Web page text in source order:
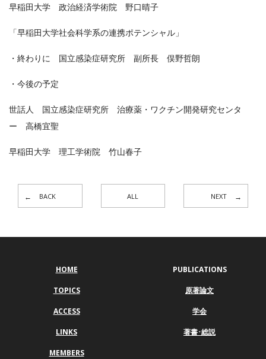
早稲田大学 政治経済学術院 野口晴子
「早稲田大学社会科学系の連携ポテンシャル」
・終わりに 国立感染症研究所 副所長 俣野哲朗
・今後の予定
世話人 国立感染症研究所 治療薬・ワクチン開発研究センタ
ー 高橋宜聖
早稲田大学 理工学術院 竹山春子
BACK ALL NEXT
HOME
TOPICS
ACCESS
LINKS
MEMBERS
PUBLICATIONS
原著論文
学会
著書･総説